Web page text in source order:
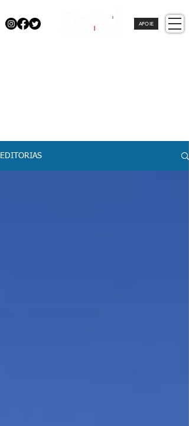
APOIE
EDITORIAS